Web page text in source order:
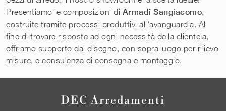
Presentiamo le composizioni di Armadi Sangiacomo,
costruite tramite processi produttivi all'avanguardia. Al
fine di trovare risposte ad ogni necessità della clientela,
offriamo supporto dal disegno, con sopralluogo per rilievo
misure, e consulenza di consegna e montaggio.
DEC Arredamenti